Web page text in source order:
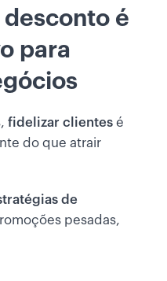
é
para
fidelizar clientes é
do que atrair
de
pesadas,